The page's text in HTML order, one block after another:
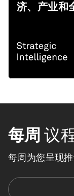
济、产业和
每周 议
每周为您呈现